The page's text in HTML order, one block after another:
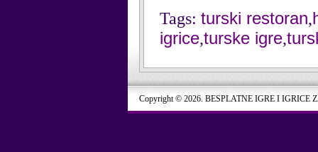
Tags: turski restoran,
igrice,turske igre,
Copyright © 2026. BESPLATNE IGRE I IGRICE